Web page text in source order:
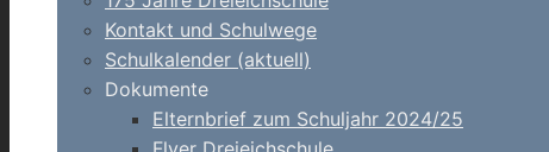
Kontakt und Schulwege
Schulkalender (aktuell)
Dokumente
Elternbrief zum Schuljahr 2024/25